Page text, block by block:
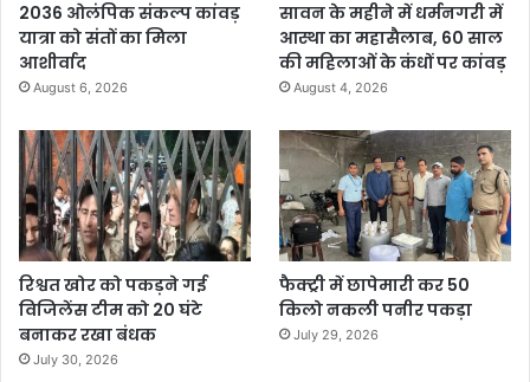
2036 ओलंपिक संकल्प कांवड़
यात्रा को संतों का मिला
आशीर्वाद
August 6, 2026
सावन के महीने में धर्मनगरी में
आस्था का महासैलाब, 60 साल
की महिलाओं के कंधों पर कांवड़
August 4, 2026
रिश्वत खोर को पकड़ने गई
विजिलेंस टीम को 20 घंटे
बनाकर रखा बंधक
July 30, 2026
फैक्ट्री में छापेमारी कर 50
किलो नकली पनीर पकड़ा
July 29, 2026